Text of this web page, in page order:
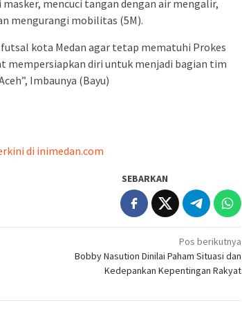
mencuci tangan dengan air mengalir,
mengurangi mobilitas (5M).
kota Medan agar tetap mematuhi Prokes
mempersiapkan diri untuk menjadi bagian tim
Imbaunya (Bayu)
di inimedan.com
SEBARKAN
Pos berikutnya
Bobby Nasution Dinilai Paham Situasi dan
Kedepankan Kepentingan Rakyat